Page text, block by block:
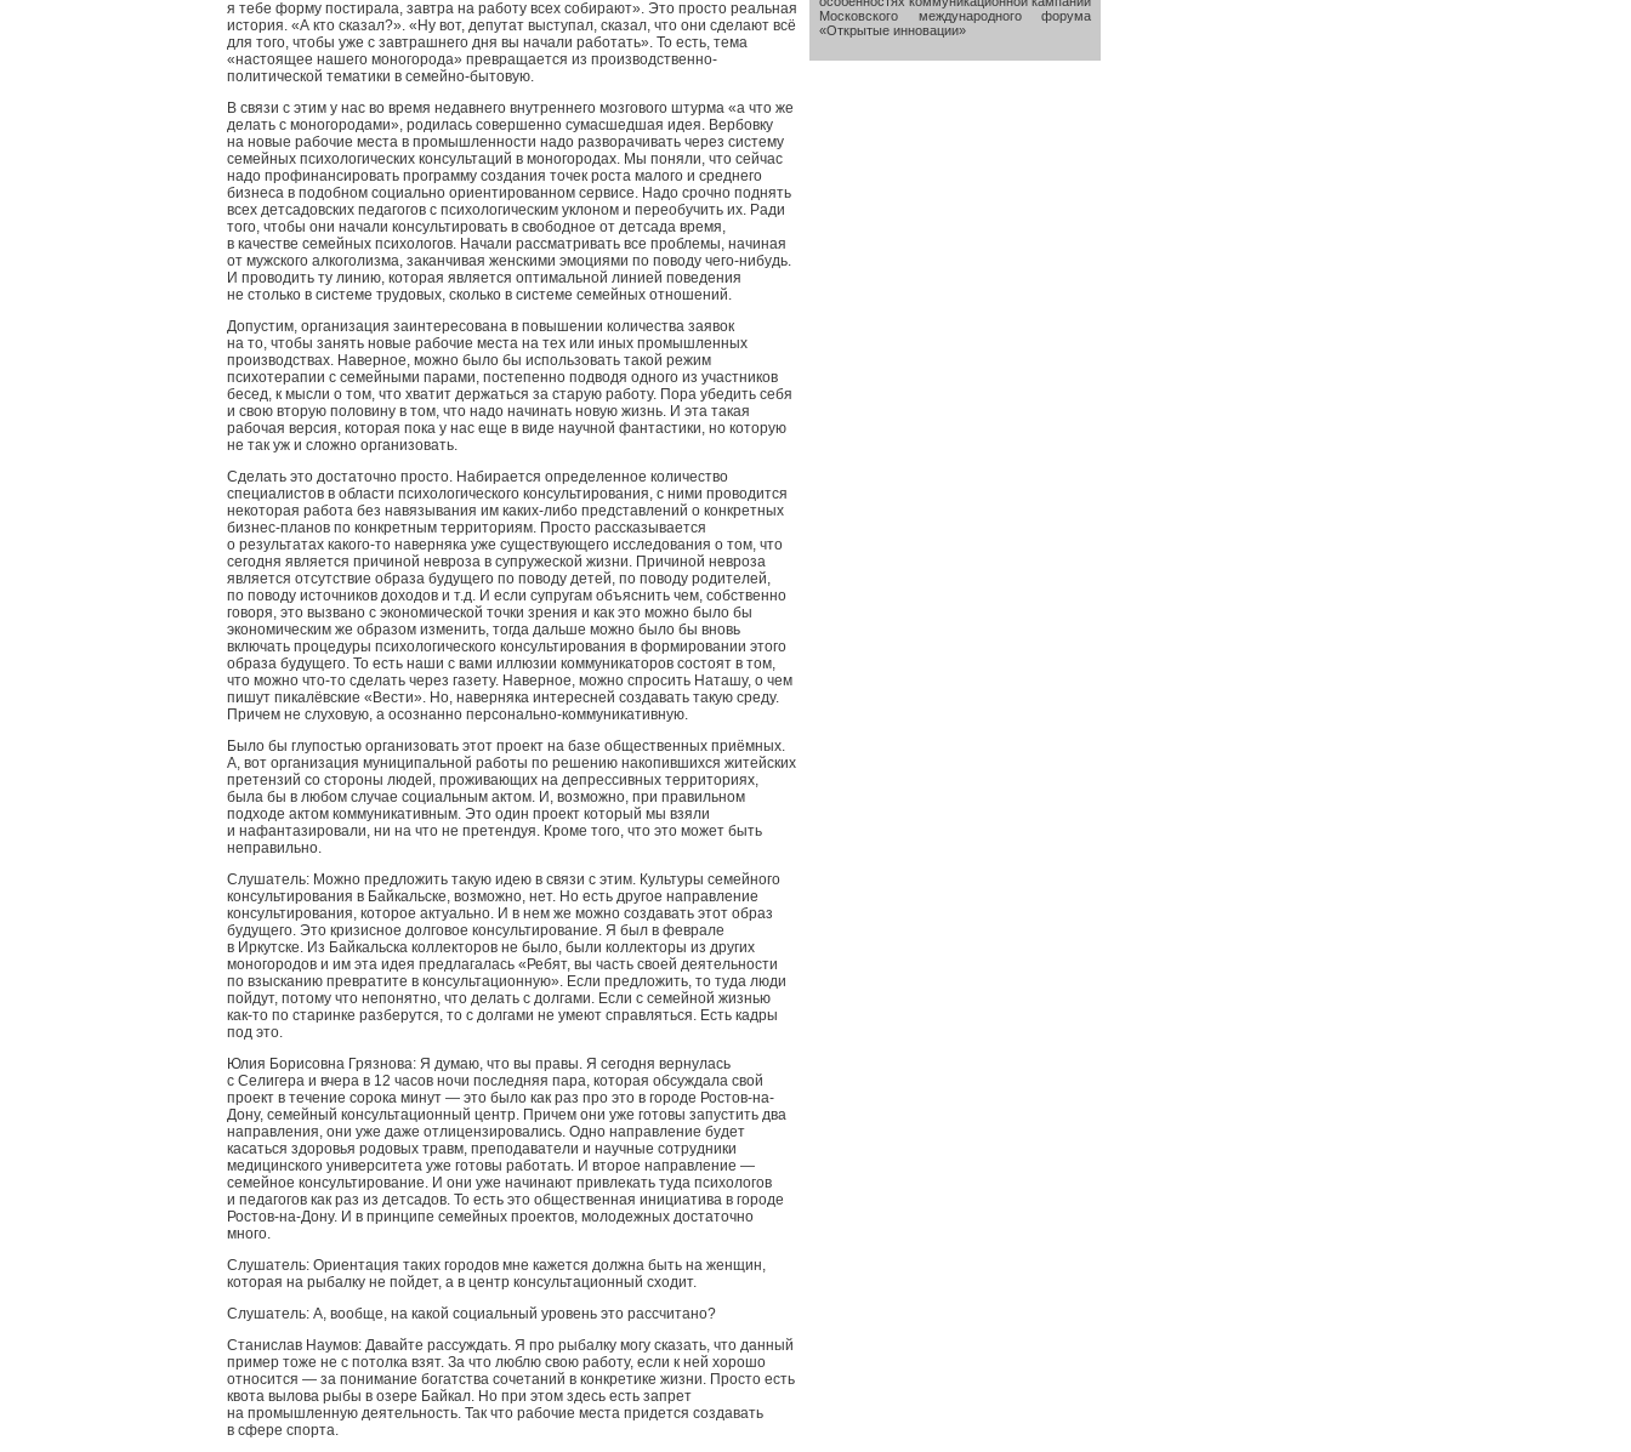
я тебе форму постирала, завтра на работу всех собирают». Это просто реальная
история. «А кто сказал?». «Ну вот, депутат выступал, сказал, что они сделают всё
для того, чтобы уже с завтрашнего дня вы начали работать». То есть, тема
«настоящее нашего моногорода» превращается из производственно-
политической тематики в семейно-бытовую.
В связи с этим у нас во время недавнего внутреннего мозгового штурма «а что же
делать с моногородами», родилась совершенно сумасшедшая идея. Вербовку
на новые рабочие места в промышленности надо разворачивать через систему
семейных психологических консультаций в моногородах. Мы поняли, что сейчас
надо профинансировать программу создания точек роста малого и среднего
бизнеса в подобном социально ориентированном сервисе. Надо срочно поднять
всех детсадовских педагогов с психологическим уклоном и переобучить их. Ради
того, чтобы они начали консультировать в свободное от детсада время,
в качестве семейных психологов. Начали рассматривать все проблемы, начиная
от мужского алкоголизма, заканчивая женскими эмоциями по поводу чего-нибудь.
И проводить ту линию, которая является оптимальной линией поведения
не столько в системе трудовых, сколько в системе семейных отношений.
Допустим, организация заинтересована в повышении количества заявок
на то, чтобы занять новые рабочие места на тех или иных промышленных
производствах. Наверное, можно было бы использовать такой режим
психотерапии с семейными парами, постепенно подводя одного из участников
бесед, к мысли о том, что хватит держаться за старую работу. Пора убедить себя
и свою вторую половину в том, что надо начинать новую жизнь. И эта такая
рабочая версия, которая пока у нас еще в виде научной фантастики, но которую
не так уж и сложно организовать.
Сделать это достаточно просто. Набирается определенное количество
специалистов в области психологического консультирования, с ними проводится
некоторая работа без навязывания им каких-либо представлений о конкретных
бизнес-планов по конкретным территориям. Просто рассказывается
о результатах какого-то наверняка уже существующего исследования о том, что
сегодня является причиной невроза в супружеской жизни. Причиной невроза
является отсутствие образа будущего по поводу детей, по поводу родителей,
по поводу источников доходов и т.д. И если супругам объяснить чем, собственно
говоря, это вызвано с экономической точки зрения и как это можно было бы
экономическим же образом изменить, тогда дальше можно было бы вновь
включать процедуры психологического консультирования в формировании этого
образа будущего. То есть наши с вами иллюзии коммуникаторов состоят в том,
что можно что-то сделать через газету. Наверное, можно спросить Наташу, о чем
пишут пикалёвские «Вести». Но, наверняка интересней создавать такую среду.
Причем не слуховую, а осознанно персонально-коммуникативную.
Было бы глупостью организовать этот проект на базе общественных приёмных.
А, вот организация муниципальной работы по решению накопившихся житейских
претензий со стороны людей, проживающих на депрессивных территориях,
была бы в любом случае социальным актом. И, возможно, при правильном
подходе актом коммуникативным. Это один проект который мы взяли
и нафантазировали, ни на что не претендуя. Кроме того, что это может быть
неправильно.
Слушатель: Можно предложить такую идею в связи с этим. Культуры семейного
консультирования в Байкальске, возможно, нет. Но есть другое направление
консультирования, которое актуально. И в нем же можно создавать этот образ
будущего. Это кризисное долговое консультирование. Я был в феврале
в Иркутске. Из Байкальска коллекторов не было, были коллекторы из других
моногородов и им эта идея предлагалась «Ребят, вы часть своей деятельности
по взысканию превратите в консультационную». Если предложить, то туда люди
пойдут, потому что непонятно, что делать с долгами. Если с семейной жизнью
как-то по старинке разберутся, то с долгами не умеют справляться. Есть кадры
под это.
Юлия Борисовна Грязнова: Я думаю, что вы правы. Я сегодня вернулась
с Селигера и вчера в 12 часов ночи последняя пара, которая обсуждала свой
проект в течение сорока минут — это было как раз про это в городе Ростов-на-
Дону, семейный консультационный центр. Причем они уже готовы запустить два
направления, они уже даже отлицензировались. Одно направление будет
касаться здоровья родовых травм, преподаватели и научные сотрудники
медицинского университета уже готовы работать. И второе направление —
семейное консультирование. И они уже начинают привлекать туда психологов
и педагогов как раз из детсадов. То есть это общественная инициатива в городе
Ростов-на-Дону. И в принципе семейных проектов, молодежных достаточно
много.
Слушатель: Ориентация таких городов мне кажется должна быть на женщин,
которая на рыбалку не пойдет, а в центр консультационный сходит.
Слушатель: А, вообще, на какой социальный уровень это рассчитано?
Станислав Наумов: Давайте рассуждать. Я про рыбалку могу сказать, что данный
пример тоже не с потолка взят. За что люблю свою работу, если к ней хорошо
относится — за понимание богатства сочетаний в конкретике жизни. Просто есть
квота вылова рыбы в озере Байкал. Но при этом здесь есть запрет
на промышленную деятельность. Так что рабочие места придется создавать
в сфере спорта.
Московского международного форума
«Открытые инновации»